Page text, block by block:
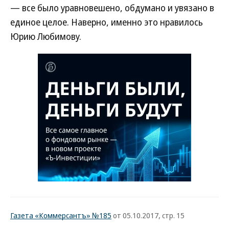
— все было уравновешено, обдумано и увязано в
единое целое. Наверно, именно это нравилось
Юрию Любимову.
Газета «Коммерсантъ» №185 от 05.10.2017, стр. 15